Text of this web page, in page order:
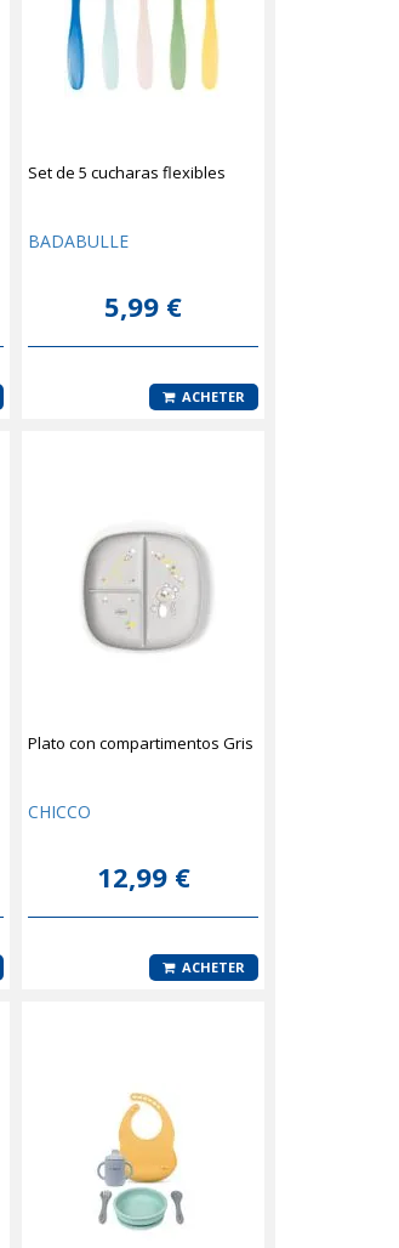
Set de 5 cucharas flexibles
BADABULLE
5,99 €
ACHETER
Plato con compartimentos Gris
CHICCO
12,99 €
ACHETER